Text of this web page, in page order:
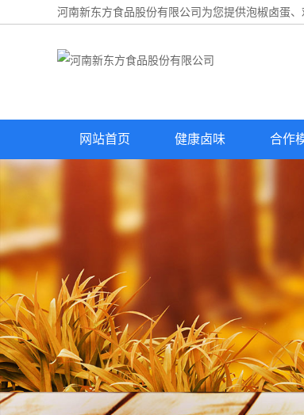
河南新东方食品股份有限公司为您提供泡椒卤蛋
网站首页 健康卤味 合作